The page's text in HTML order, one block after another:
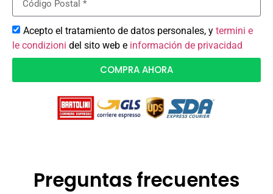
Acepto el tratamiento de datos personales, y termini e
le condizioni del sito web e información de privacidad
COMPRA AHORA
Preguntas frecuentes